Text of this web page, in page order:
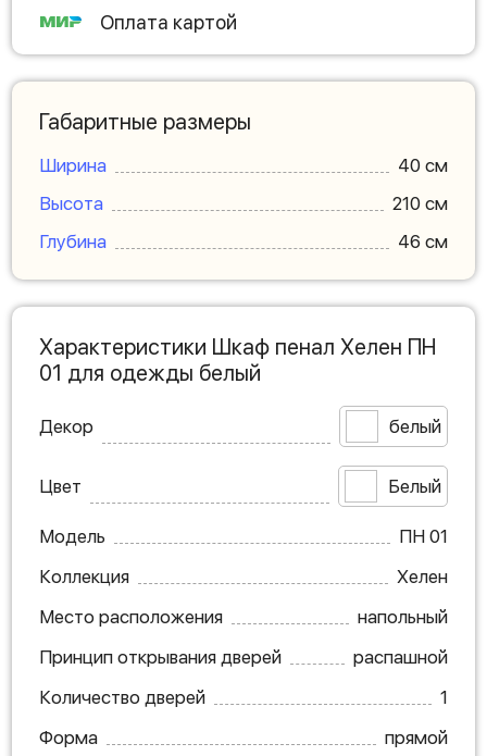
Оплата картой
Габаритные размеры
Ширина
40 см
Высота
210 см
Глубина
46 см
Характеристики Шкаф пенал Хелен ПН
01 для одежды белый
Декор белый
Цвет Белый
Модель
ПН 01
Коллекция
Хелен
Место расположения
напольный
Принцип открывания дверей
распашной
Количество дверей
1
Форма
прямой